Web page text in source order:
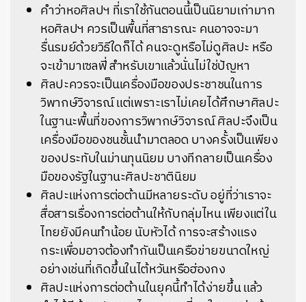
คำว่าหอศิลปฯ ที่เราใช้กันตอนนี้เป็นนิยามเก่ามาก
หอศิลปฯ ควรเป็นพื้นที่สาธารณะ คนอาจจะมา
รื่นรมย์ด้วยวิธีใดก็ได้ คนจะดูหรือไม่ดูศิลปะ หรือ
จะเข้ามาเซลฟี่ สำหรับเขาแล้วนั่นไม่ใช่ปัญหา
ศิลปะควรจะเป็นเครื่องมือของประชาชนในการ
วิพากษ์วิจารณ์ แต่เพราะเราไม่เคยได้ศึกษาศิลปะ
ในฐานะพื้นที่ของการวิพากษ์วิจารณ์ ศิลปะจึงเป็น
เครื่องมือของชนชั้นนำมาตลอด บางครั้งเป็นเพียง
ของประทับในม่านทุนนิยม บางทีกลายเป็นเครื่อง
มือของรัฐในฐานะศิลปะชาตินิยม
ศิลปะแห่งการต่อต้านมีหลายระดับ อยู่ที่ว่าเราจะ
สื่อสารเรื่องการต่อต้านให้กับกลุ่มไหน เพียงแต่ใน
ไทยยังมีคนทำน้อย นับหัวได้ การจะสร้างแรง
กระเพื่อมอาจต้องทำกันเป็นเครือข่ายขนาดใหญ่
อย่างเช่นที่เกิดขึ้นในไต้หวันหรือฮ่องกง
ศิลปะแห่งการต่อต้านในยุคนี้ทำได้ง่ายขึ้นแล้ว